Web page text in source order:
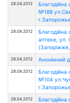
28.04.2012
Благодійна
№188
28.04.2012
Благодійна
аптеке, ул.
(Запоріжжя,
28.04.2012 Анонімний
28.04.2012
Благодійна
№104
28.04.2012
Благодійна